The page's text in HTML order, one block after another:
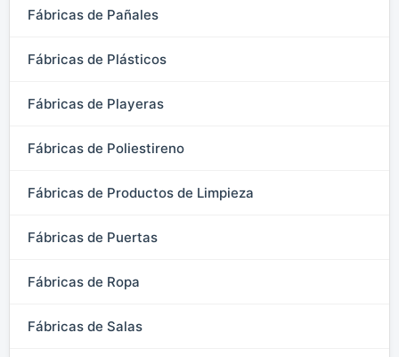
Fábricas de Pañales
Fábricas de Plásticos
Fábricas de Playeras
Fábricas de Poliestireno
Fábricas de Productos de Limpieza
Fábricas de Puertas
Fábricas de Ropa
Fábricas de Salas